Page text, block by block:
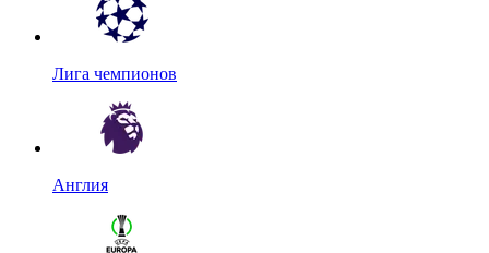
Лига чемпионов
Англия